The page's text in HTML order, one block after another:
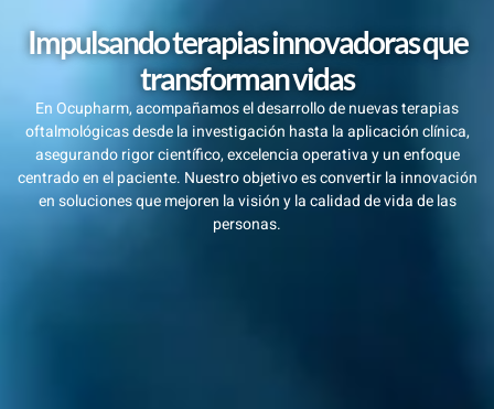
Impulsando terapias innovadoras que
transforman vidas
En Ocupharm, acompañamos el desarrollo de nuevas terapias
oftalmológicas desde la investigación hasta la aplicación clínica,
asegurando rigor científico, excelencia operativa y un enfoque
centrado en el paciente. Nuestro objetivo es convertir la innovación
en soluciones que mejoren la visión y la calidad de vida de las
personas.